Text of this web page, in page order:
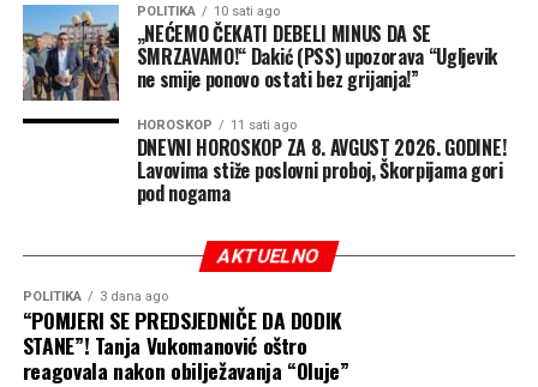
POLITIKA 10 sati ago
„NEĆEMO ČEKATI DEBELI MINUS DA SE
SMRZAVAMO!“ Dakić (PSS) upozorava “Ugljevik
ne smije ponovo ostati bez grijanja!”
HOROSKOP 11 sati ago
DNEVNI HOROSKOP ZA 8. AVGUST 2026. GODINE!
Lavovima stiže poslovni proboj, Škorpijama gori
pod nogama
AKTUELNO
POLITIKA 3 dana ago
“POMJERI SE PREDSJEDNIČE DA DODIK
STANE”! Tanja Vukomanović oštro
reagovala nakon obilježavanja “Oluje”